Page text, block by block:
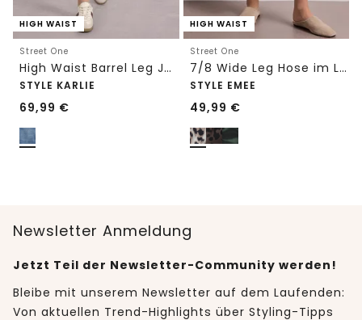
HIGH WAIST
Street One
High Waist Barrel Leg Jeans im Loose Fit
STYLE KARLIE
69,99 €
HIGH WAIST
Street One
7/8 Wide Leg Hose im Loose Fit mit Print
STYLE EMEE
49,99 €
Newsletter Anmeldung
Jetzt Teil der Newsletter-Community werden!
Bleibe mit unserem Newsletter auf dem Laufenden:
Von aktuellen Trend-Highlights über Styling-Tipps